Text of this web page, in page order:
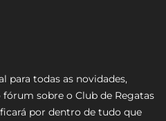
para todas as novidades,
fórum sobre o Club de Regatas
por dentro de tudo que